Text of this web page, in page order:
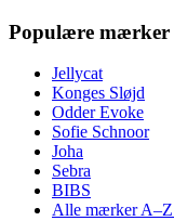
Populære mærker
Jellycat
Konges Sløjd
Odder Evoke
Sofie Schnoor
Joha
Sebra
BIBS
Alle mærker